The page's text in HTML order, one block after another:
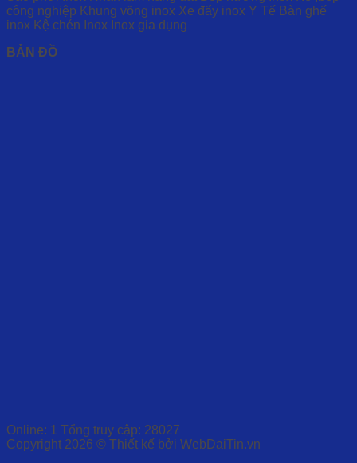
công nghiệp Khung võng inox Xe đẩy inox Y Tế Bàn ghế
inox Kệ chén Inox Inox gia dụng
BẢN ĐỒ
Online: 1 Tổng truy cập: 28027
Copyright 2026 © Thiết kế bởi WebDaiTin.vn